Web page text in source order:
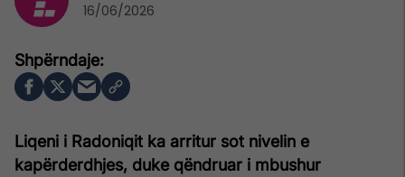
Liqeni i Radoniqit ka arritur sot nivelin e
kapërderdhjes, duke qëndruar i mbushur
16/06/2026